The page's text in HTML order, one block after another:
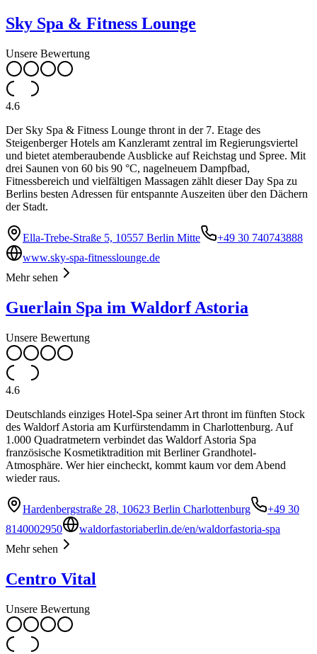
Sky Spa & Fitness Lounge
Unsere Bewertung
4.6
Der Sky Spa & Fitness Lounge thront in der 7. Etage des
Steigenberger Hotels am Kanzleramt zentral im Regierungsviertel
und bietet atemberaubende Ausblicke auf Reichstag und Spree. Mit
drei Saunen von 60 bis 90 °C, nagelneuem Dampfbad,
Fitnessbereich und vielfältigen Massagen zählt dieser Day Spa zu
Berlins besten Adressen für entspannte Auszeiten über den Dächern
der Stadt.
Ella-Trebe-Straße 5, 10557 Berlin Mitte
+49 30 740743888
www.sky-spa-fitnesslounge.de
Mehr sehen
Guerlain Spa im Waldorf Astoria
Unsere Bewertung
4.6
Deutschlands einziges Hotel-Spa seiner Art thront im fünften Stock
des Waldorf Astoria am Kurfürstendamm in Charlottenburg. Auf
1.000 Quadratmetern verbindet das Waldorf Astoria Spa
französische Kosmetiktradition mit Berliner Grandhotel-
Atmosphäre. Wer hier eincheckt, kommt kaum vor dem Abend
wieder raus.
Hardenbergstraße 28, 10623 Berlin Charlottenburg
+49 30
8140002950
waldorfastoriaberlin.de/en/waldorfastoria-spa
Mehr sehen
Centro Vital
Unsere Bewertung